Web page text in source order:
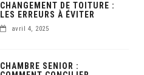
CHANGEMENT DE TOITURE :
LES ERREURS À ÉVITER
avril 4, 2025
CHAMBRE SENIOR :